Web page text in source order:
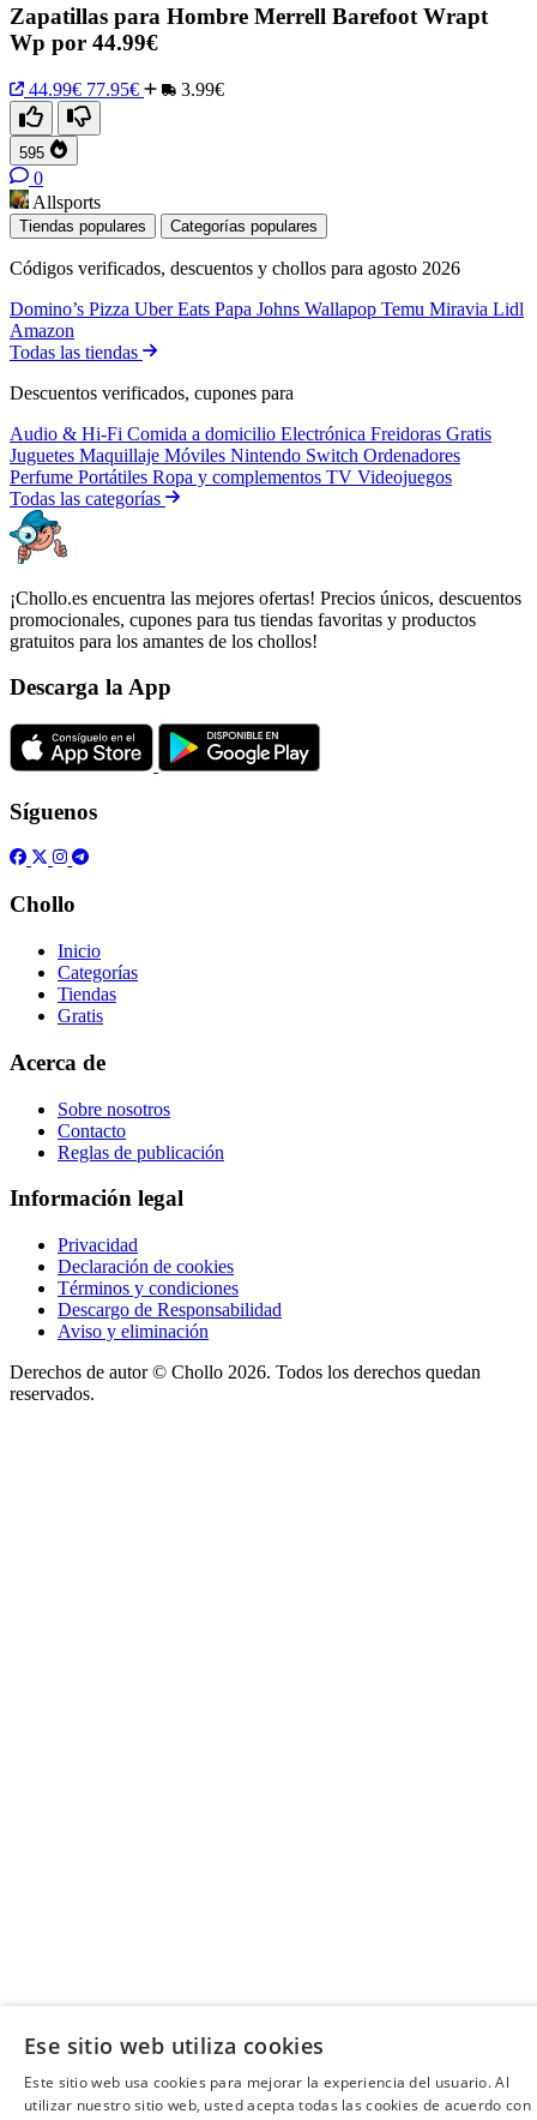
Zapatillas para Hombre Merrell Barefoot Wrapt
Wp por 44.99€
44.99€ 77.95€ 3.99€
595
0
Allsports
Tiendas populares Categorías populares
Códigos verificados, descuentos y chollos para agosto 2026
Domino’s Pizza Uber Eats Papa Johns Wallapop Temu Miravia Lidl
Amazon
Todas las tiendas
Descuentos verificados, cupones para
Audio & Hi-Fi Comida a domicilio Electrónica Freidoras Gratis
Juguetes Maquillaje Móviles Nintendo Switch Ordenadores
Perfume Portátiles Ropa y complementos TV Videojuegos
Todas las categorías
¡Chollo.es encuentra las mejores ofertas! Precios únicos, descuentos
promocionales, cupones para tus tiendas favoritas y productos
gratuitos para los amantes de los chollos!
Descarga la App
Síguenos
Chollo
Inicio
Categorías
Tiendas
Gratis
Acerca de
Sobre nosotros
Contacto
Reglas de publicación
Información legal
Privacidad
Declaración de cookies
Términos y condiciones
Descargo de Responsabilidad
Aviso y eliminación
Derechos de autor © Chollo 2026. Todos los derechos quedan
reservados.
Ese sitio web utiliza cookies
Este sitio web usa cookies para mejorar la experiencia del usuario. Al
utilizar nuestro sitio web, usted acepta todas las cookies de acuerdo con